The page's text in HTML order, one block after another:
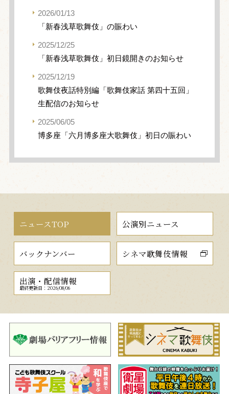
2026/01/13
「新春浅草歌舞伎」の賑わい
2025/12/25
「新春浅草歌舞伎」初日鏡開きのお知らせ
2025/12/19
歌舞伎夜話特別編「歌舞伎家話 第四十五回」
生配信のお知らせ
2025/06/05
博多座「六月博多座大歌舞伎」初日の賑わい
ニュースTOP 公演別ニュース
バックナンバー シネマ歌舞伎情報
出演・配信情報
最終更新日：2026/08/06